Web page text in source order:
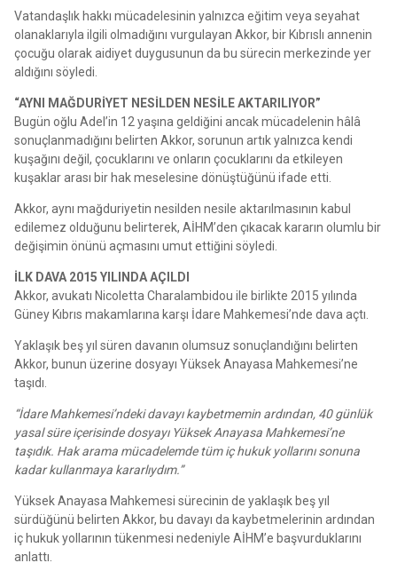
Vatandaşlık hakkı mücadelesinin yalnızca eğitim veya seyahat
olanaklarıyla ilgili olmadığını vurgulayan Akkor, bir Kıbrıslı annenin
çocuğu olarak aidiyet duygusunun da bu sürecin merkezinde yer
aldığını söyledi.
“AYNI MAĞDURİYET NESİLDEN NESİLE AKTARILIYOR”
Bugün oğlu Adel’in 12 yaşına geldiğini ancak mücadelenin hâlâ
sonuçlanmadığını belirten Akkor, sorunun artık yalnızca kendi
kuşağını değil, çocuklarını ve onların çocuklarını da etkileyen
kuşaklar arası bir hak meselesine dönüştüğünü ifade etti.
Akkor, aynı mağduriyetin nesilden nesile aktarılmasının kabul
edilemez olduğunu belirterek, AİHM’den çıkacak kararın olumlu bir
değişimin önünü açmasını umut ettiğini söyledi.
İLK DAVA 2015 YILINDA AÇILDI
Akkor, avukatı Nicoletta Charalambidou ile birlikte 2015 yılında
Güney Kıbrıs makamlarına karşı İdare Mahkemesi’nde dava açtı.
Yaklaşık beş yıl süren davanın olumsuz sonuçlandığını belirten
Akkor, bunun üzerine dosyayı Yüksek Anayasa Mahkemesi’ne
taşıdı.
“İdare Mahkemesi’ndeki davayı kaybetmemin ardından, 40 günlük
yasal süre içerisinde dosyayı Yüksek Anayasa Mahkemesi’ne
taşıdık. Hak arama mücadelemde tüm iç hukuk yollarını sonuna
kadar kullanmaya kararlıydım.”
Yüksek Anayasa Mahkemesi sürecinin de yaklaşık beş yıl
sürdüğünü belirten Akkor, bu davayı da kaybetmelerinin ardından
iç hukuk yollarının tükenmesi nedeniyle AİHM’e başvurduklarını
anlattı.